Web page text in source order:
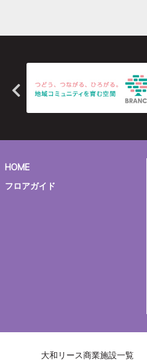
HOME
フロアガイド
大和リース商業施設一覧